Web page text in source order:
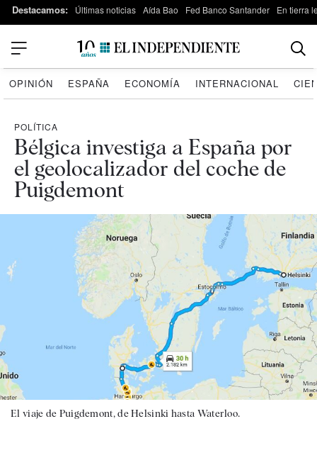
Destacamos: Últimas noticias Aída Bao Fed Banco Santander En tierra
OPINIÓN ESPAÑA ECONOMÍA INTERNACIONAL
POLÍTICA
Bélgica investiga a España por
el geolocalizador del coche de
Puigdemont
El viaje de Puigdemont, de Helsinki hasta Waterloo.